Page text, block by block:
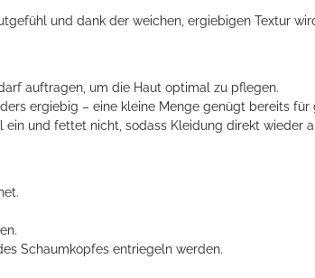
und dank der weichen, ergiebigen Textur
auftragen, um die Haut optimal zu pflegen.
ergiebig – eine kleine Menge genügt bereits für
und fettet nicht, sodass Kleidung direkt wieder
Schaumkopfes entriegeln werden.